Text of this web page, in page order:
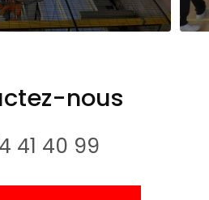
nous
41 40 99